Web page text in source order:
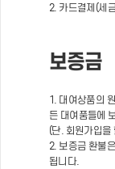
2. 카드결제(세
보증금
1. 대여상품의
든 대여품들에
(단. 회원가입을
2. 보증금 환불
됩니다.